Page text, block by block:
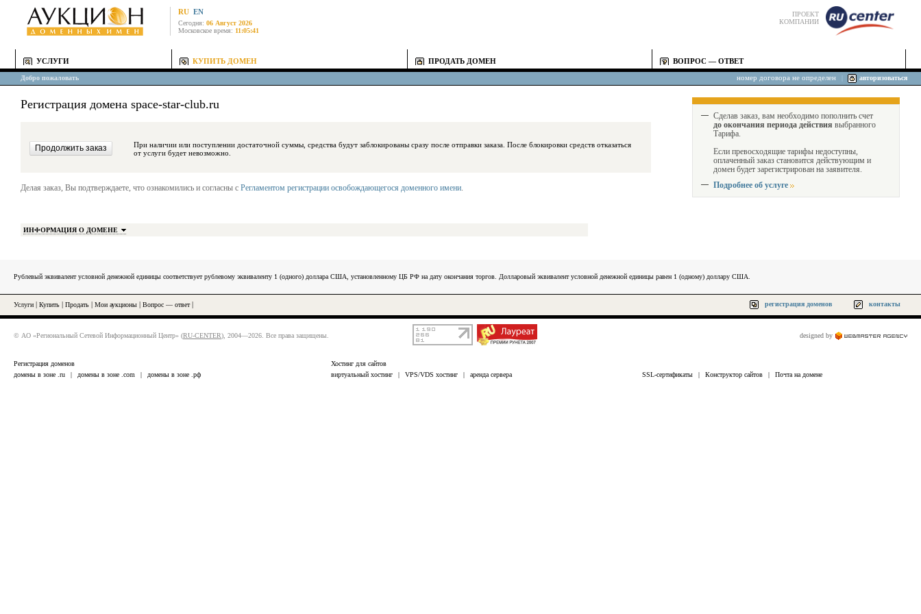
RU EN
Сегодня: 06 Август 2026
Московское время: 11:05:41
ПРОЕКТ
КОМПАНИИ
УСЛУГИ КУПИТЬ ДОМЕН ПРОДАТЬ ДОМЕН ВОПРОС — ОТВЕТ
Добро пожаловать номер договора не определен авторизоваться
Регистрация домена space-star-club.ru
При наличии или поступлении достаточной суммы, средства будут заблокированы сразу после отправки заказа. После блокировки средств отказаться
от услуги будет невозможно.
Делая заказ, Вы подтверждаете, что ознакомились и согласны с Регламентом регистрации освобождающегося доменного имени.
ИНФОРМАЦИЯ О ДОМЕНЕ
Сделав заказ, вам необходимо пополнить счет
до окончания периода действия выбранного
Тарифа.
Если превосходящие тарифы недоступны,
оплаченный заказ становится действующим и
домен будет зарегистрирован на заявителя.
Подробнее об услуге
Рублевый эквивалент условной денежной единицы соответствует рублевому эквиваленту 1 (одного) доллара США, установленному ЦБ РФ на дату окончания торгов. Долларовый эквивалент условной денежной единицы равен 1 (одному) доллару США.
Услуги Купить Продать Мои аукционы Вопрос — ответ| регистрация доменов контакты
© АО «Региональный Сетевой Информационный Центр» (RU-CENTER), 2004—2026. Все права защищены. designed by
Регистрация доменов
домены в зоне .ru
| домены в зоне .com | домены в зоне .рф
Хостинг для сайтов
виртуальный хостинг
| VPS/VDS хостинг | аренда сервера SSL-сертификаты | Конструктор сайтов | Почта на домене